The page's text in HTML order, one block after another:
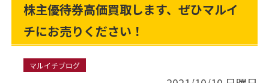
株主優待券高価買取します、ぜひマルイ
チにお売りください！
マルイチブログ